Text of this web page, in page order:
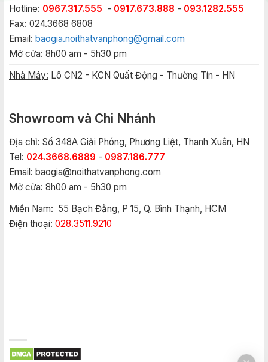
Hotline: 0967.317.555 - 0917.673.888 - 093.1282.555
Fax: 024.3668 6808
Email: baogia.noithatvanphong@gmail.com
Mở cửa: 8h00 am - 5h30 pm
Nhà Máy: Lô CN2 - KCN Quất Động - Thường Tín - HN
Showroom và Chi Nhánh
Địa chỉ: Số 348A Giải Phóng, Phương Liệt, Thanh Xuân, HN
Tel: 024.3668.6889 - 0987.186.777
Email: baogia@noithatvanphong.com
Mở cửa: 8h00 am - 5h30 pm
Miền Nam: 55 Bạch Đằng, P 15, Q. Bình Thạnh, HCM
Điện thoại: 028.3511.9210